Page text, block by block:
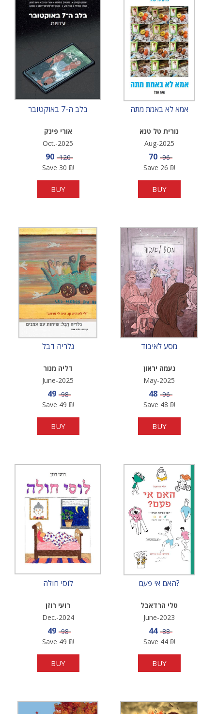
בלב ה-7 באוקטובר
אורי פינק
Oct.-2025
Sale price
90 Price
120
Save 30 ₪
BUY
אמא לא באמת מתה
נורית טל טנא
Aug-2025
Sale price
70 Price
96
Save 26 ₪
BUY
גלריה דבל
דליה מנור
June-2025
Sale price
49 Price
98
Save 49 ₪
BUY
מסע לאיבוד
נעמה יראון
May-2025
Sale price
48 Price
96
Save 48 ₪
BUY
לוסי חולה
רועי רוזן
Dec.-2024
Sale price
49 Price
98
Save 49 ₪
BUY
האם אי פעם?
טלי הרדאבל
June-2023
Sale price
44 Price
88
Save 44₪
BUY